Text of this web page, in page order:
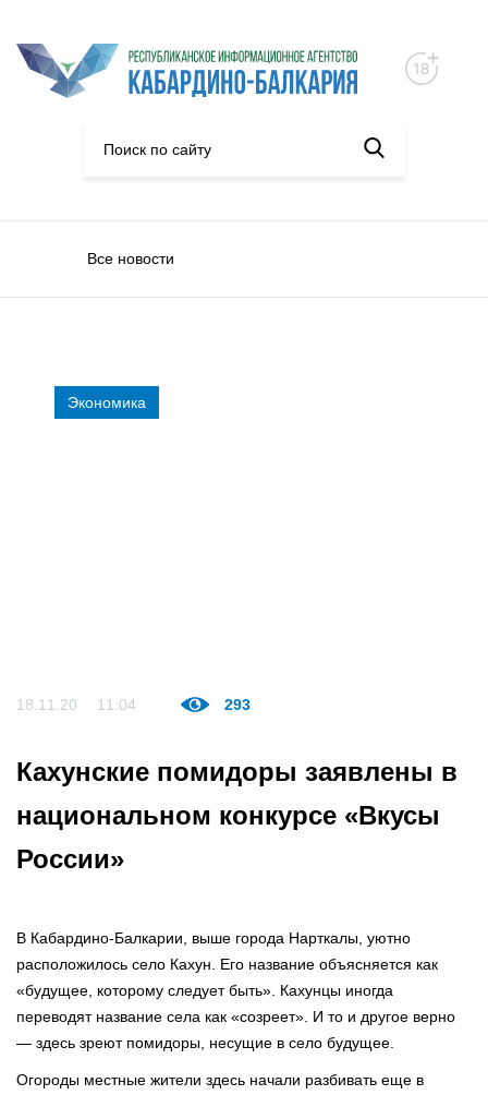
Все новости
Экономика
18.11.20 11:04 293
Кахунские помидоры заявлены в
национальном конкурсе «Вкусы
России»
В Кабардино-Балкарии, выше города Нарткалы, уютно
расположилось село Кахун. Его название объясняется как
«будущее, которому следует быть». Кахунцы иногда
переводят название села как «созреет». И то и другое верно
— здесь зреют помидоры, несущие в село будущее.
Огороды местные жители здесь начали разбивать еще в